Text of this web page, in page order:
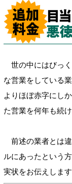
世の中にはびっく
な営業をしている
よりほぼ赤字にし
た営業を何年も続
前述の業者とは
ルにあったという
実状をお伝えします